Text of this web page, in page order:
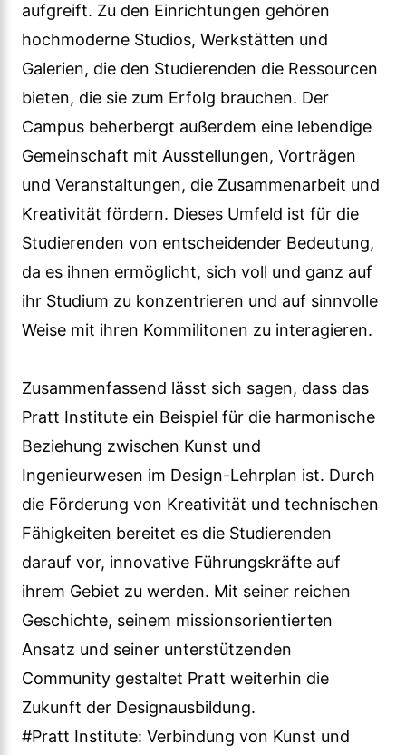
aufgreift. Zu den Einrichtungen gehören
hochmoderne Studios, Werkstätten und
Galerien, die den Studierenden die Ressourcen
bieten, die sie zum Erfolg brauchen. Der
Campus beherbergt außerdem eine lebendige
Gemeinschaft mit Ausstellungen, Vorträgen
und Veranstaltungen, die Zusammenarbeit und
Kreativität fördern. Dieses Umfeld ist für die
Studierenden von entscheidender Bedeutung,
da es ihnen ermöglicht, sich voll und ganz auf
ihr Studium zu konzentrieren und auf sinnvolle
Weise mit ihren Kommilitonen zu interagieren.
Zusammenfassend lässt sich sagen, dass das
Pratt Institute ein Beispiel für die harmonische
Beziehung zwischen Kunst und
Ingenieurwesen im Design-Lehrplan ist. Durch
die Förderung von Kreativität und technischen
Fähigkeiten bereitet es die Studierenden
darauf vor, innovative Führungskräfte auf
ihrem Gebiet zu werden. Mit seiner reichen
Geschichte, seinem missionsorientierten
Ansatz und seiner unterstützenden
Community gestaltet Pratt weiterhin die
Zukunft der Designausbildung.
#Pratt Institute: Verbindung von Kunst und